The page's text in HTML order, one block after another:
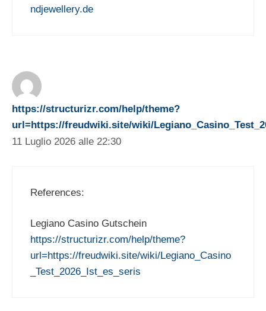
ndjewellery.de
https://structurizr.com/help/theme?
url=https://freudwiki.site/wiki/
11 Luglio 2026 alle 22:30
References:
Legiano Casino Gutschein
https://structurizr.com/help/theme?
url=https://freudwiki.site/wiki/Legiano_Casino
_Test_2026_Ist_es_seris